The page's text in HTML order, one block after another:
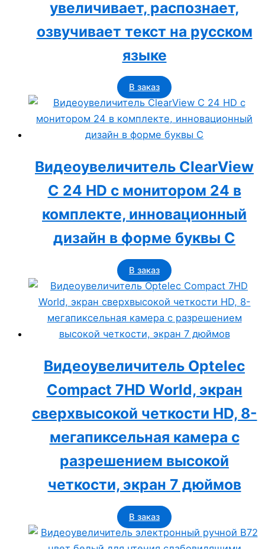
увеличивает, распознает,
озвучивает текст на русском
языке
В заказ
Видеоувеличитель ClearView
C 24 HD с монитором 24 в
комплекте, инновационный
дизайн в форме буквы С
В заказ
Видеоувеличитель Optelec
Compact 7HD World, экран
сверхвысокой четкости HD, 8-
мегапиксельная камера с
разрешением высокой
четкости, экран 7 дюймов
В заказ